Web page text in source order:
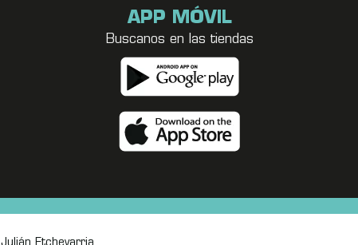
APP MÓVIL
Buscanos en las tiendas